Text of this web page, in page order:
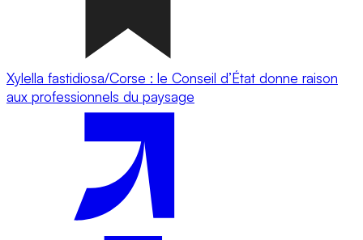
Xylella fastidiosa/Corse : le Conseil d’État donne raison
aux professionnels du paysage